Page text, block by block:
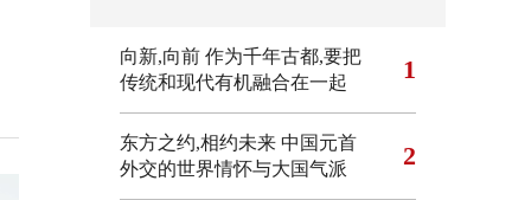
向新,向前 作为千年古都,要把
传统和现代有机融合在一起
1
东方之约,相约未来 中国元首
外交的世界情怀与大国气派
2